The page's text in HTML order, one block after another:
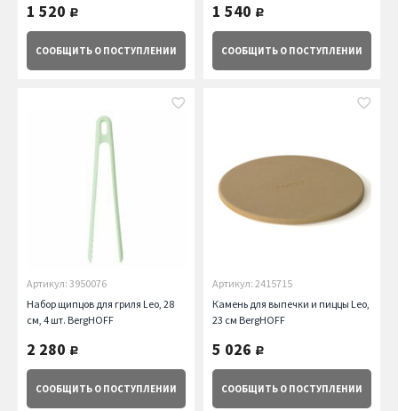
1 520 руб.
СООБЩИТЬ О ПОСТУПЛЕНИИ
1 540 руб.
СООБЩИТЬ О ПОСТУПЛЕНИИ
Артикул: 3950076
Набор щипцов для гриля Leo, 28
см, 4 шт. BergHOFF
2 280 руб.
СООБЩИТЬ О ПОСТУПЛЕНИИ
Артикул: 2415715
Камень для выпечки и пиццы Leo,
23 см BergHOFF
5 026 руб.
СООБЩИТЬ О ПОСТУПЛЕНИИ